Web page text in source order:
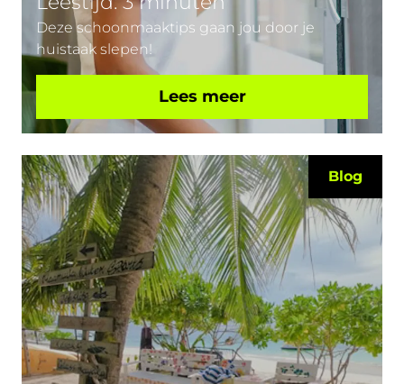
Deze schoonmaaktips gaan jou door je
huistaak slepen!
Lees meer
Blog